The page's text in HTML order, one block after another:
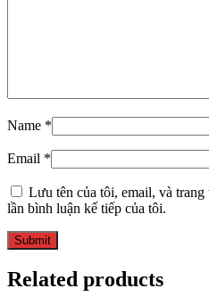
Name *
Email *
Lưu tên của tôi, email, và
lần bình luận kế tiếp của tôi.
Related products